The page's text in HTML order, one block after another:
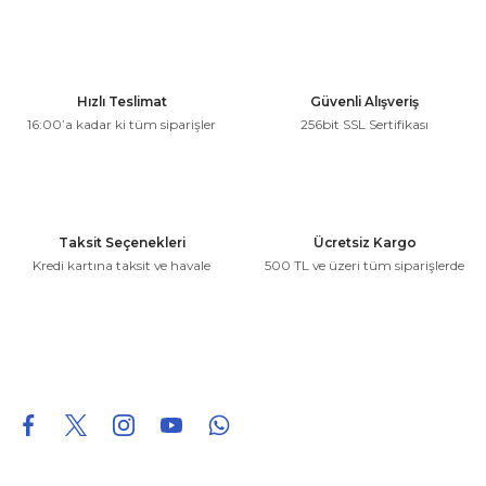
Hızlı Teslimat
16:00’a kadar ki tüm siparişler
Güvenli Alışveriş
256bit SSL Sertifikası
Taksit Seçenekleri
Kredi kartına taksit ve havale
Ücretsiz Kargo
500 TL ve üzeri tüm siparişlerde